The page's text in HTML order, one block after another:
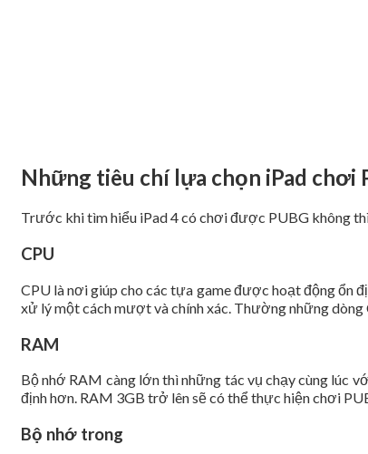
Những tiêu chí lựa chọn iPad chơi
Trước khi tìm hiểu iPad 4 có chơi được PUBG không
CPU
CPU là nơi giúp cho các tựa game được hoạt động ổn
xử lý một cách mượt và chính xác. Thường những
RAM
Bộ nhớ RAM càng lớn thì những tác vụ chạy cùng lúc
định hơn. RAM 3GB trở lên sẽ có thể thực hiện chơi
Bộ nhớ trong